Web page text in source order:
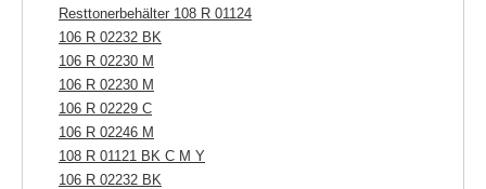
Resttonerbehälter 108 R 01124
106 R 02232 BK
106 R 02230 M
106 R 02230 M
106 R 02229 C
106 R 02246 M
108 R 01121 BK C M Y
106 R 02232 BK